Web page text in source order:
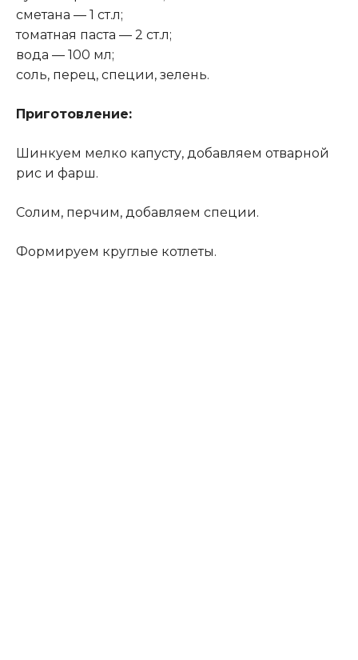
сметана — 1 ст.л;
томатная паста — 2 ст.л;
вода — 100 мл;
соль, перец, специи, зелень.
Приготовление:
Шинкуем мелко капусту, добавляем отварной
рис и фарш.
Солим, перчим, добавляем специи.
Формируем круглые котлеты.